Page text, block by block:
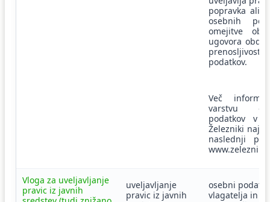
popravka ali
osebnih
omejitve
ugovora
prenosljivosti
podatkov.
Več
varstvu
podatkov v
Železniki
naslednji
Vloga za uveljavljanje
pravic iz javnih
uveljavljanje
pravic iz javnih
osebni podatki
vlagatelja in